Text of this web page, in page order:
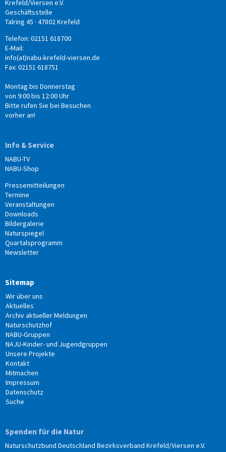
Krefeld/Viersen e.V.
Geschäftsstelle
Talring 45 · 47802 Krefeld
Telefon: 02151 618700
E-Mail:
info(at)nabu-krefeld-viersen.de
Fax: 02151 618751
Montag bis Donnerstag
von 9:00 bis 12:00 Uhr
Bitte rufen Sie bei Besuchen
vorher an!
Info & Service
NABU-TV
NABU-Shop
Pressemitteilungen
Termine
Veranstaltungen
Downloads
Bildergalerie
Naturspiegel
Quartalsprogramm
Newsletter
Sitemap
Wir über uns
Aktuelles
Archiv aktueller Meldungen
Naturschutzhof
NABU-Gruppen
NAJU-Kinder- und Jugendgruppen
Unsere Projekte
Kontakt
Mitmachen
Impressum
Datenschutz
Suche
Spenden für die Natur
Naturschutzbund Deutschland Bezirksverband Krefeld/Viersen e.V.